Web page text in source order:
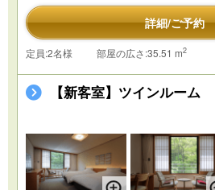
詳細/ご予約
定員:2名様 部屋の広さ:35.51 m2
【新客室】ツインルーム